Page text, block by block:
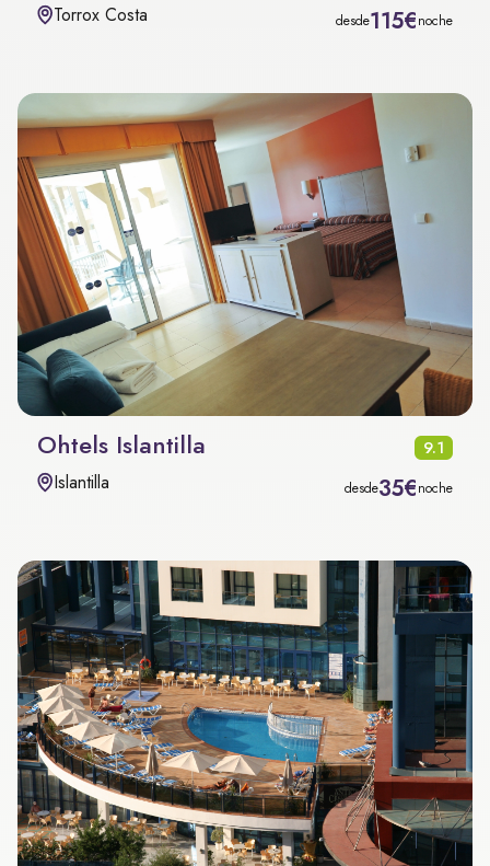
Torrox Costa desde115€noche
Ohtels Islantilla 9.1
Islantilla desde35€noche